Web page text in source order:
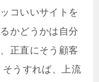
コいいサイトを
かどうかは自分
正直にそう顧客
うすれば、上流